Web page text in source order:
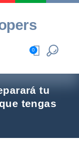
0
tu
tengas